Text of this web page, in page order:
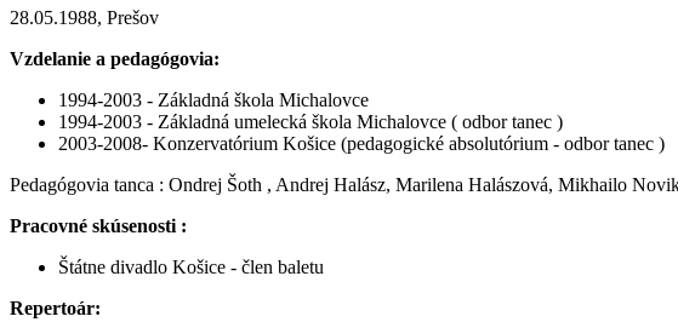
28.05.1988, Prešov
Vzdelanie a pedagógovia:
1994-2003 - Základná škola Michalovce
1994-2003 - Základná umelecká škola Michalovce ( odbor tanec )
2003-2008- Konzervatórium Košice (pedagogické absolutórium - odbor tanec )
Pedagógovia tanca : Ondrej Šoth , Andrej Halász, Marilena Halászová, Mikhailo
Pracovné skúsenosti :
Štátne divadlo Košice - člen baletu
Repertoár: